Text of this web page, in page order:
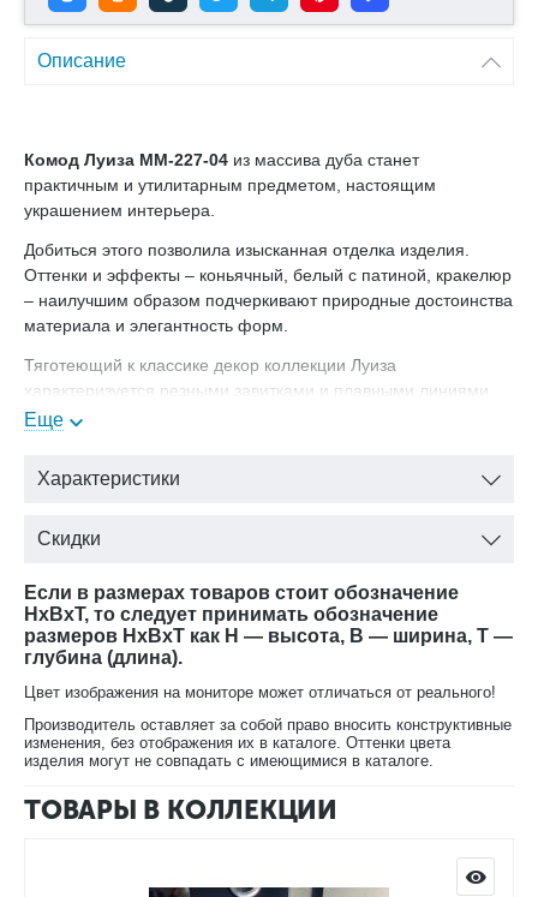
Описание
Комод Луиза ММ-227-04 из массива дуба станет
практичным и утилитарным предметом, настоящим
украшением интерьера.
Добиться этого позволила изысканная отделка изделия.
Оттенки и эффекты – коньячный, белый с патиной, кракелюр
– наилучшим образом подчеркивают природные достоинства
материала и элегантность форм.
Тяготеющий к классике декор коллекции Луиза
характеризуется резными завитками и плавными линиями,
привносящими в спальню романтическое настроение.
является универсальным предметом для различных жилых
Природную прелесть текстуры дуба подчеркнет теплый
В нашем интернет-магазине Вы можете купить прикроватную
комод Луиза ММ-227-04 с доставкой на дом.
Еще
Характеристики
Скидки
Если в размерах товаров стоит обозначение
HxBxT, то следует принимать обозначение
размеров HxBxT как H — высота, B — ширина, T —
глубина (длина).
Цвет изображения на мониторе может отличаться от реального!
Производитель оставляет за собой право вносить конструктивные
изменения, без отображения их в каталоге. Оттенки цвета
изделия могут не совпадать с имеющимися в каталоге.
ТОВАРЫ В КОЛЛЕКЦИИ